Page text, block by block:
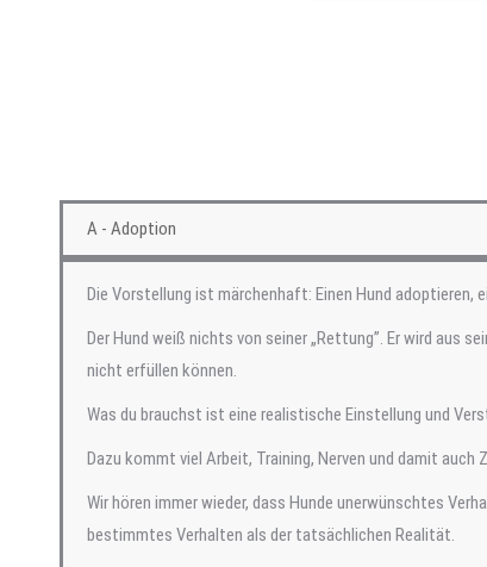
A - Adoption
Die Vorstellung ist märchenhaft: Einen Hund adoptieren,
Der Hund weiß nichts von seiner „Rettung”. Er wird aus
nicht erfüllen können.
Was du brauchst ist eine realistische Einstellung und
Dazu kommt viel Arbeit, Training, Nerven und damit
Wir hören immer wieder, dass Hunde unerwünschtes
bestimmtes Verhalten als der tatsächlichen Realität.